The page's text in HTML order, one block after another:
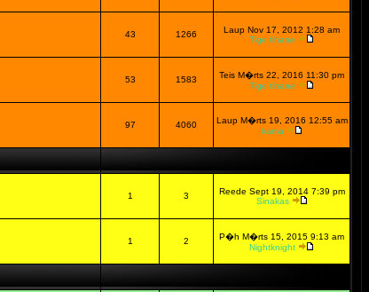
43 1266
Laup Nov 17, 2012 1:28 am
Tige tihane
53 1583
Teis M�rts 22, 2016 11:30 pm
Tige tihane
97 4060
Laup M�rts 19, 2016 12:55 am
kama
1 3
Reede Sept 19, 2014 7:39 pm
Sinakas
1 2
P�h M�rts 15, 2015 9:13 am
Nightknight